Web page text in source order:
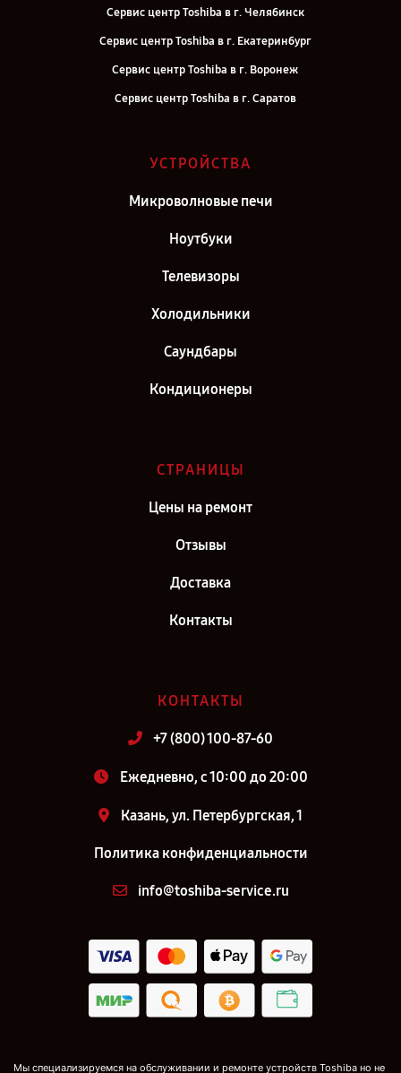
Сервис центр Toshiba в г. Челябинск
Сервис центр Toshiba в г. Екатеринбург
Сервис центр Toshiba в г. Воронеж
Сервис центр Toshiba в г. Саратов
Сервис центр Toshiba в г. Киров
Сервис центр Toshiba в г. Санкт-Петербург
УСТРОЙСТВА
Микроволновые печи
Ноутбуки
Телевизоры
Холодильники
Саундбары
Кондиционеры
СТРАНИЦЫ
Цены на ремонт
Отзывы
Доставка
Контакты
КОНТАКТЫ
+7 (800) 100-87-60
Ежедневно, с 10:00 до 20:00
Казань, ул. Петербургская, 1
Политика конфиденциальности
info@toshiba-service.ru
Мы специализируемся на обслуживании и ремонте устройств Toshiba но не